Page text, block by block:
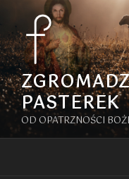
Przejdź
treści
PASTEREK
OD OPATRZNOŚCI